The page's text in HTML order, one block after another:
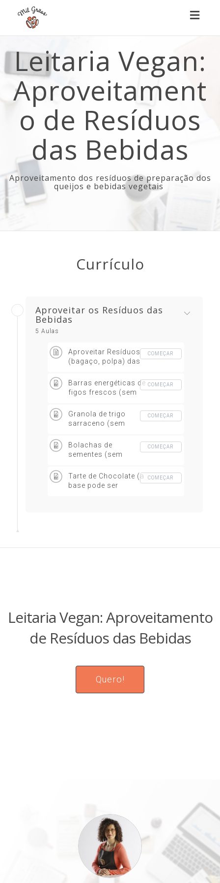
Leitaria Vegan:
Aproveitament
o de Resíduos
das Bebidas
Aproveitamento dos resíduos de preparação dos
queijos e bebidas vegetais ​
Currículo
Aproveitar os Resíduos das
Bebidas
5 Aulas
Aproveitar Resíduos
(bagaço, polpa) das
COMEÇAR
Barras energéticas de
figos frescos (sem
COMEÇAR
Granola de trigo
sarraceno (sem
COMEÇAR
Bolachas de
sementes (sem
COMEÇAR
Tarte de Chocolate (a
base pode ser
COMEÇAR
Leitaria Vegan: Aproveitamento
de Resíduos das Bebidas
Quero!